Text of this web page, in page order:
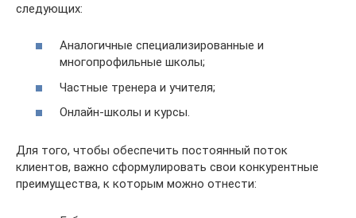
следующих:
Аналогичные специализированные и
многопрофильные школы;
Частные тренера и учителя;
Онлайн-школы и курсы.
Для того, чтобы обеспечить постоянный поток
клиентов, важно сформулировать свои конкурентные
преимущества, к которым можно отнести: